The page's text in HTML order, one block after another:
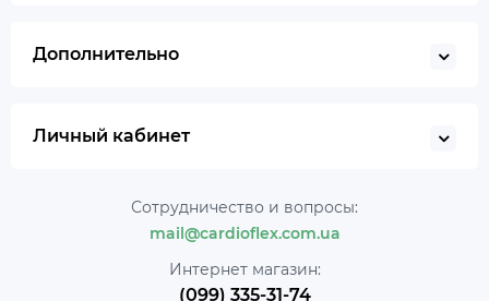
Дополнительно
Личный кабинет
Сотрудничество и вопросы:
mail@cardioflex.com.ua
Интернет магазин:
(099) 335-31-74